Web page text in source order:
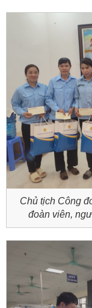
Chủ tịch Công
đoàn viên,